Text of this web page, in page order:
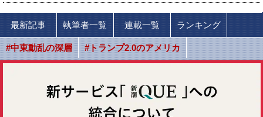
最新記事 執筆者一覧 連載一覧 ランキング
#中東動乱の深層 #トランプ2.0のアメリカ